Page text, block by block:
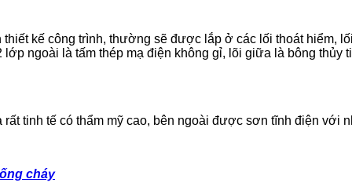
kế công trình, thường sẽ được lắp ở các lối thoát hiểm,
ngoài là tấm thép mạ điện không gỉ, lõi giữa là bông
tinh tế có thẩm mỹ cao, bên ngoài được sơn tĩnh điện với
cháy